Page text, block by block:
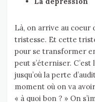
Là, on arrive au coeur
tristesse. Et cette
pour se transformer
peut s’éterniser.
jusqu’où la perte
moment où on va
« à quoi bon ? » On